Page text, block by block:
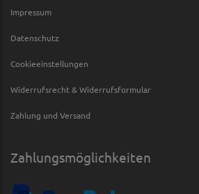
Impressum
Datenschutz
Cookieeinstellungen
Widerrufsrecht & Widerrufsformular
Zahlung und Versand
Zahlungsmöglichkeiten